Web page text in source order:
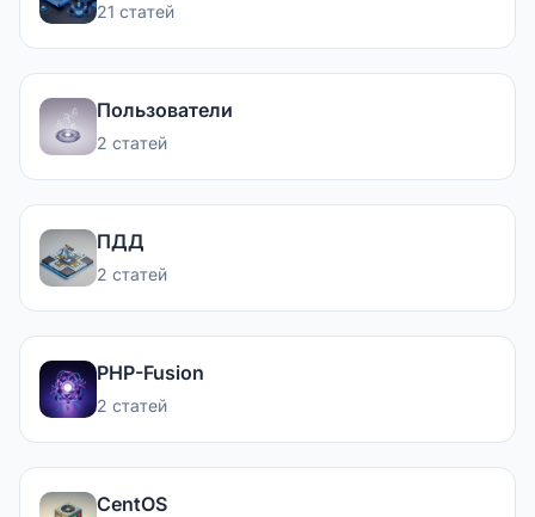
21 статей
Пользователи
2 статей
ПДД
2 статей
PHP-Fusion
2 статей
CentOS